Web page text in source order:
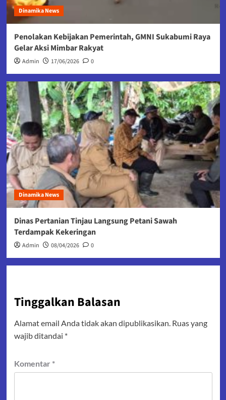
Dinamika News
Penolakan Kebijakan Pemerintah, GMNI Sukabumi Raya
Gelar Aksi Mimbar Rakyat
Admin 17/06/2026 0
Dinamika News
Dinas Pertanian Tinjau Langsung Petani Sawah
Terdampak Kekeringan
Admin 08/04/2026 0
Tinggalkan Balasan
Alamat email Anda tidak akan dipublikasikan. Ruas yang
wajib ditandai *
Komentar *